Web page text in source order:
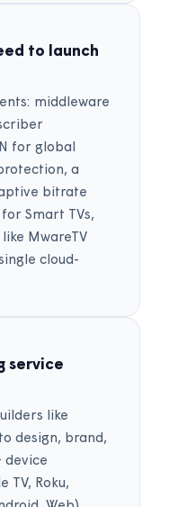
to launch
middleware
for global
a
bitrate
Smart TVs,
MwareTV
cloud-
service
like
design, brand,
device
TV, Roku,